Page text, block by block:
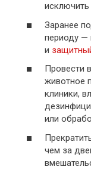
Заранее
периоду —
и
Провести
животное
клиники,
или
чем за